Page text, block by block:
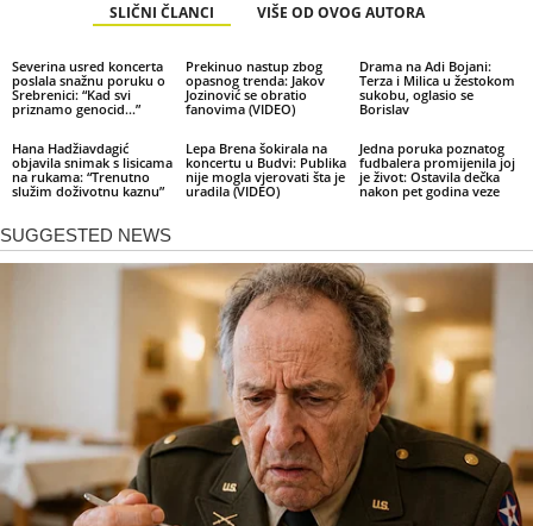
SLIČNI ČLANCI VIŠE OD OVOG AUTORA
Severina usred koncerta
poslala snažnu poruku o
Srebrenici: “Kad svi
priznamo genocid…”
Prekinuo nastup zbog
opasnog trenda: Jakov
Jozinović se obratio
fanovima (VIDEO)
Drama na Adi Bojani:
Terza i Milica u žestokom
sukobu, oglasio se
Borislav
Hana Hadžiavdagić
objavila snimak s lisicama
na rukama: “Trenutno
služim doživotnu kaznu”
Lepa Brena šokirala na
koncertu u Budvi: Publika
nije mogla vjerovati šta je
uradila (VIDEO)
Jedna poruka poznatog
fudbalera promijenila joj
je život: Ostavila dečka
nakon pet godina veze